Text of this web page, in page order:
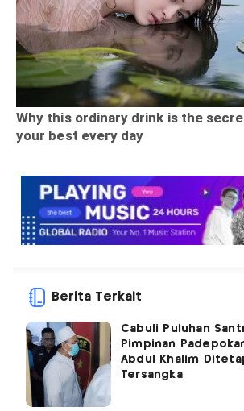
Berita Terkait
Cabuli Puluhan
Pimpinan
Abdul Khalim
Tersangka